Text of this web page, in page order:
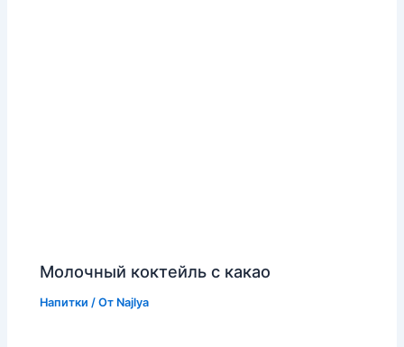
Молочный коктейль с какао
Напитки / От Najlya